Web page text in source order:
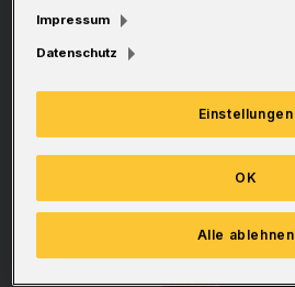
Impressum
Datenschutz
Einstellungen
Alle ablehnen
OK